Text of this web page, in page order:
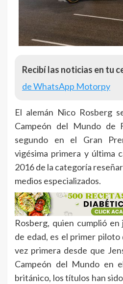
Recibí las noticias en tu
de WhatsApp Motorpy
El alemán Nico Rosberg
Campeón del Mundo de
segundo en el Gran
vigésima primera y última
2016 de la categoría
medios especializados.
Rosberg, quien cumplió en
de edad, es el primer
vez primera desde que
Campeón del Mundo en
británico, los títulos han